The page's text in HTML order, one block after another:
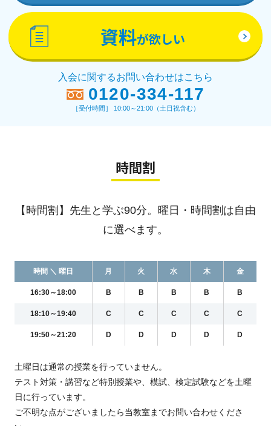
資料が欲しい
入会に関するお問い合わせはこちら
0120-334-117
［受付時間］ 10:00～21:00（土日祝含む）
時間割
【時間割】先生と学ぶ90分。曜日・時間割は自由
に選べます。
時間 ＼ 曜日 月 火 水 木 金
16:30～18:00 B B B B B
18:10～19:40 C C C C C
19:50～21:20 D D D D D
土曜日は通常の授業を行っていません。
テスト対策・講習など特別授業や、模試、検定試験などを土曜
日に行っています。
ご不明な点がございましたら当教室までお問い合わせくださ